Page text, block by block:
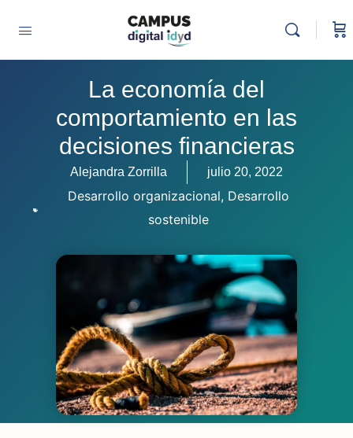
La economía del
comportamiento en las
decisiones financieras
Alejandra Zorrilla julio 20, 2022
Desarrollo organizacional, Desarrollo
sostenible